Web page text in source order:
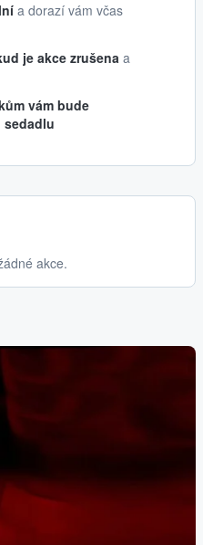
a dorazí vám včas
je akce zrušena a
vám bude
sedadlu
akce.